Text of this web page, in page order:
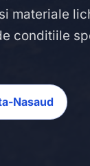
materiale
conditiile
Nasaud